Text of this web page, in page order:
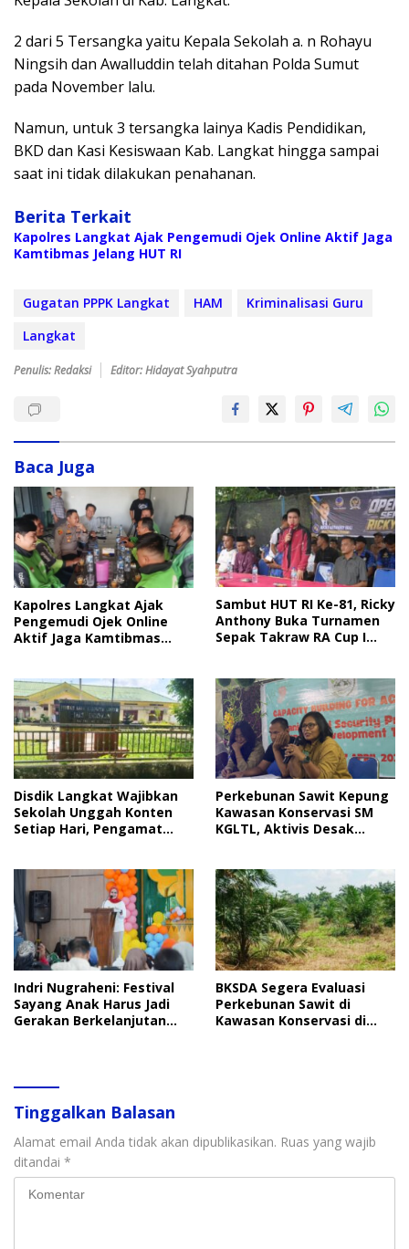
2 dari 5 Tersangka yaitu Kepala Sekolah a. n Rohayu
Ningsih dan Awalluddin telah ditahan Polda Sumut
pada November lalu.
Namun, untuk 3 tersangka lainya Kadis Pendidikan,
BKD dan Kasi Kesiswaan Kab. Langkat hingga sampai
saat ini tidak dilakukan penahanan.
Berita Terkait
Kapolres Langkat Ajak Pengemudi Ojek Online Aktif Jaga
Kamtibmas Jelang HUT RI
Gugatan PPPK Langkat HAM
Kriminalisasi Guru
Langkat
Penulis: Redaksi Editor: Hidayat Syahputra
Baca Juga
Kapolres Langkat Ajak
Pengemudi Ojek Online
Aktif Jaga Kamtibmas
Sambut HUT RI Ke-81, Ricky
Anthony Buka Turnamen
Sepak Takraw RA Cup I
Disdik Langkat Wajibkan
Sekolah Unggah Konten
Setiap Hari, Pengamat
Perkebunan Sawit Kepung
Kawasan Konservasi SM
KGLTL, Aktivis Desak
Indri Nugraheni: Festival
Sayang Anak Harus Jadi
Gerakan Berkelanjutan
BKSDA Segera Evaluasi
Perkebunan Sawit di
Kawasan Konservasi di
Tinggalkan Balasan
Alamat email Anda tidak akan dipublikasikan. Ruas yang wajib
ditandai *